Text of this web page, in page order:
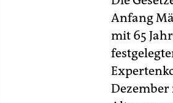
Anfang
mit 65